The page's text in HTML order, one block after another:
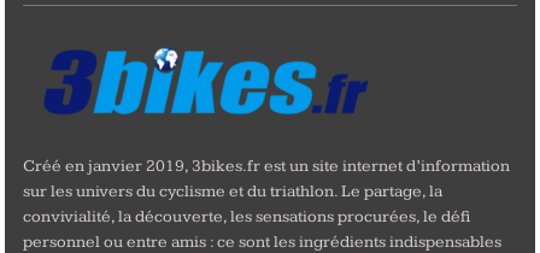
Créé en janvier 2019, 3bikes.fr est un site internet d’information
sur les univers du cyclisme et du triathlon. Le partage, la
convivialité, la découverte, les sensations procurées, le défi
personnel ou entre amis : ce sont les ingrédients indispensables